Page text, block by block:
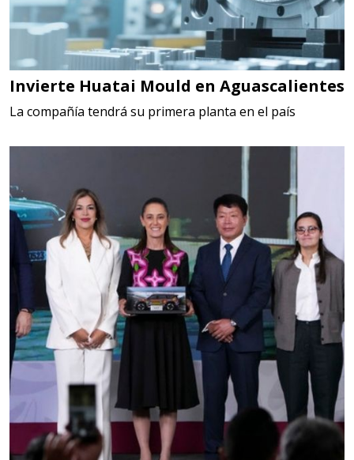
Invierte Huatai Mould en Aguascalientes
La compañía tendrá su primera planta en el país